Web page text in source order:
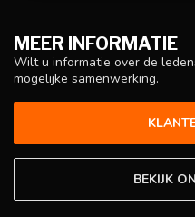
MEER INFORMATIE
Wilt u informatie over de
mogelijke samenwerking.
BEKIJK